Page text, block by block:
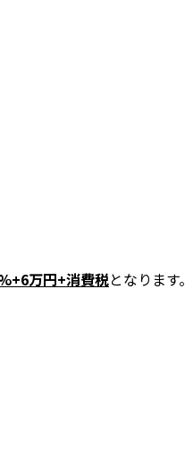
万円+消費税となります。